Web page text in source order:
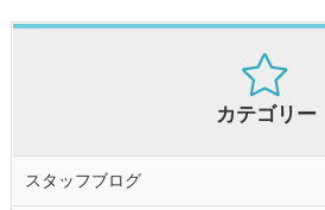
カテゴリー
スタッフブログ